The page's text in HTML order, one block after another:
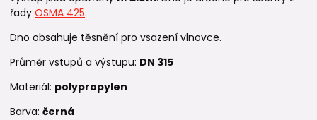
řady OSMA 425.
Dno obsahuje těsnění pro vsazení vlnovce.
Průměr vstupů a výstupu: DN 315
Materiál: polypropylen
Barva: černá